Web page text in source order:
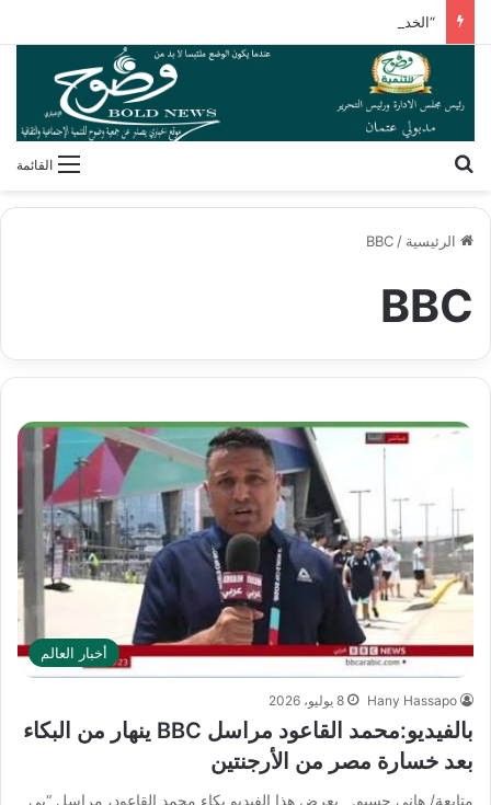
“الخدمات البيطرية” تنظم برنامجًا تدريبيًا لأنظمة سلامة الغذاء
القائمة
الرئيسية /
BBC
BBC
أخبار العالم
Hany Hassapo 8 يوليو، 2026
بالفيديو:محمد القاعود مراسل BBC ينهار من البكاء
بعد خسارة مصر من الأرجنتين
متابعة/ هاني حسبو. يعرض هذا الفيديو بكاء محمد القاعود، مراسل “بي